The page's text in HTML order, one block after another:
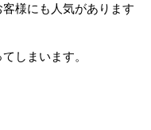
様にも人気があります
しまいます。